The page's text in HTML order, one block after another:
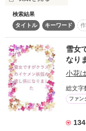
ジャンル
感想
ステータス 全
作品の長さ 長
母の病が治りますよう
神社へお参りをして千
「その願い、叶えてや
強い風が吹きつけて現
銀髪で綺麗な狐の神様。
検索結果
タイトル
キーワード
雪女
なり
小花
総文字
ファン
134